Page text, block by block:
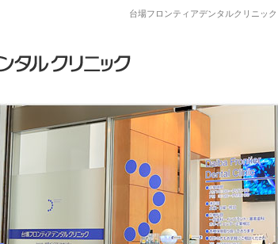
台場フロンティアデンタルクリニ